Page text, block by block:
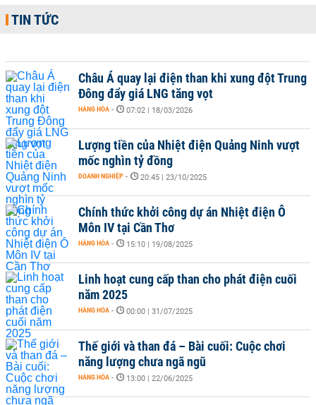
TIN TỨC
Châu Á quay lại điện than khi xung đột Trung
Đông đẩy giá LNG tăng vọt
HÀNG HÓA - 07:02 | 18/03/2026
Lượng tiền của Nhiệt điện Quảng Ninh vượt
mốc nghìn tỷ đồng
DOANH NGHIỆP - 20:45 | 23/10/2025
Chính thức khởi công dự án Nhiệt điện Ô
Môn IV tại Cần Thơ
HÀNG HÓA - 15:10 | 19/08/2025
Linh hoạt cung cấp than cho phát điện cuối
năm 2025
HÀNG HÓA - 00:00 | 31/07/2025
Thế giới và than đá – Bài cuối: Cuộc chơi
năng lượng chưa ngã ngũ
HÀNG HÓA - 13:00 | 22/06/2025